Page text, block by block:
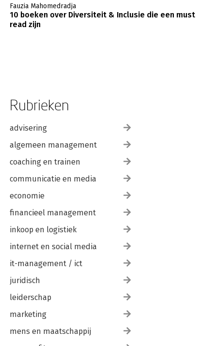
Fauzia Mahomedradja
10 boeken over Diversiteit & Inclusie die een must
read zijn
Rubrieken
advisering
algemeen management
coaching en trainen
communicatie en media
economie
financieel management
inkoop en logistiek
internet en social media
it-management / ict
juridisch
leiderschap
marketing
mens en maatschappij